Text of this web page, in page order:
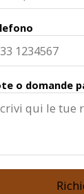
o domande